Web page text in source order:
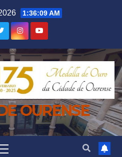
1:36:10 AM
OURENSE